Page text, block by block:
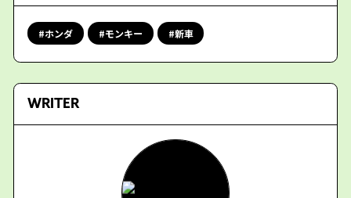
ホンダ モンキー 新車
WRITER